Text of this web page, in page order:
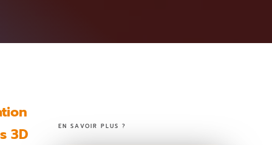
3D
EN SAVOIR PLUS ?